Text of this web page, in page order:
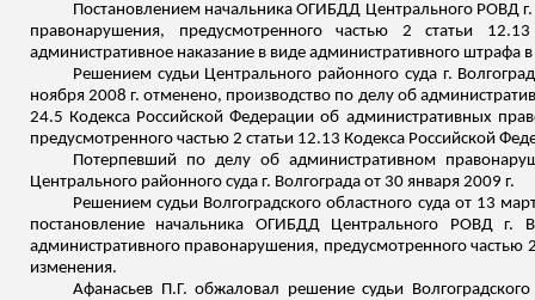
Постановлением начальника ОГИБДД Центрального РОВД
правонарушения, предусмотренного частью 2 статьи
административное наказание в виде административного штрафа
Решением судьи Центрального районного суда г.
ноября 2008 г. отменено, производство по делу об
24.5 Кодекса Российской Федерации об административных
предусмотренного частью 2 статьи 12.13 Кодекса Российской
Потерпевший по делу об административном
Центрального районного суда г. Волгограда от 30 января 2009 г.
Решением судьи Волгоградского областного суда от 13
постановление начальника ОГИБДД Центрального РОВД
административного правонарушения, предусмотренного
изменения.
Афанасьев П.Г. обжаловал решение судьи